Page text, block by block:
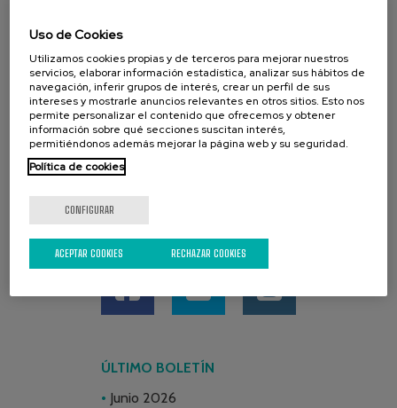
REDES SOCIALES
ÚLTIMO BOLETÍN
Junio 2026
Uso de Cookies
Utilizamos cookies propias y de terceros para mejorar nuestros
servicios, elaborar información estadística, analizar sus hábitos de
navegación, inferir grupos de interés, crear un perfil de sus
intereses y mostrarle anuncios relevantes en otros sitios. Esto nos
permite personalizar el contenido que ofrecemos y obtener
información sobre qué secciones suscitan interés,
permitiéndonos además mejorar la página web y su seguridad.
Política de cookies
CONFIGURAR
RECHAZAR COOKIES
ACEPTAR COOKIES